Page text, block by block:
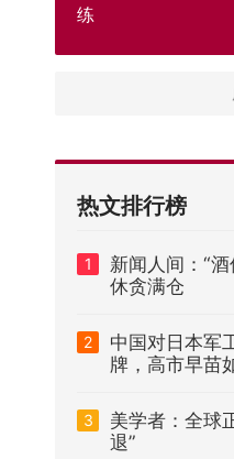
练
热文排行榜
1
新闻人间：“
休贪满仓
2
中国对日本军
牌，高市早苗
3
美学者：全球
退”